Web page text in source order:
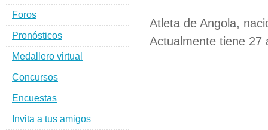
Atleta de Angola,
Actualmente tiene 27
Foros
Pronósticos
Medallero virtual
Concursos
Encuestas
Invita a tus amigos